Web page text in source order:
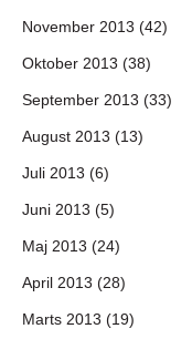
November 2013 (42)
Oktober 2013 (38)
September 2013 (33)
August 2013 (13)
Juli 2013 (6)
Juni 2013 (5)
Maj 2013 (24)
April 2013 (28)
Marts 2013 (19)